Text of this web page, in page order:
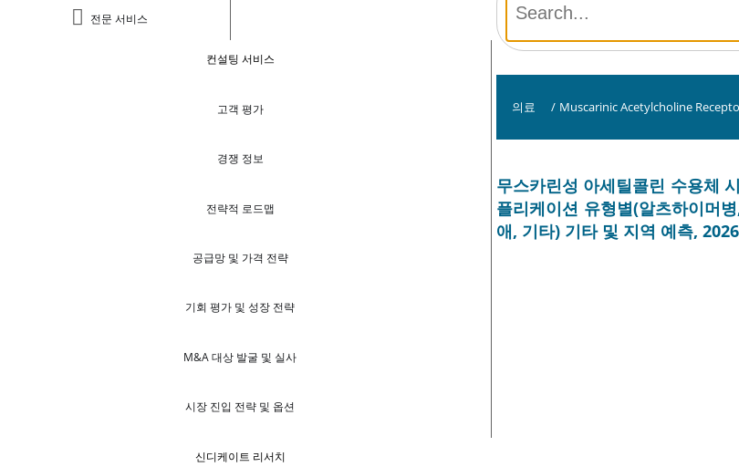
전문 서비스
컨설팅 서비스
고객 평가
경쟁 정보
전략적 로드맵
공급망 및 가격 전략
기회 평가 및 성장 전략
M&A 대상 발굴 및 실사
시장 진입 전략 및 옵션
신디케이트 리서치
의료 / Muscarinic Acetylcholine
무스카린성 아세틸콜린 수용체
플리케이션 유형별(알츠하이머
애, 기타) 기타 및 지역 예측,